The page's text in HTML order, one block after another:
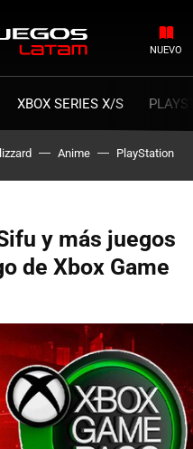
NUEVO
XBOX SERIES X/S
Anime PlayStation
y más juegos
de Xbox Game